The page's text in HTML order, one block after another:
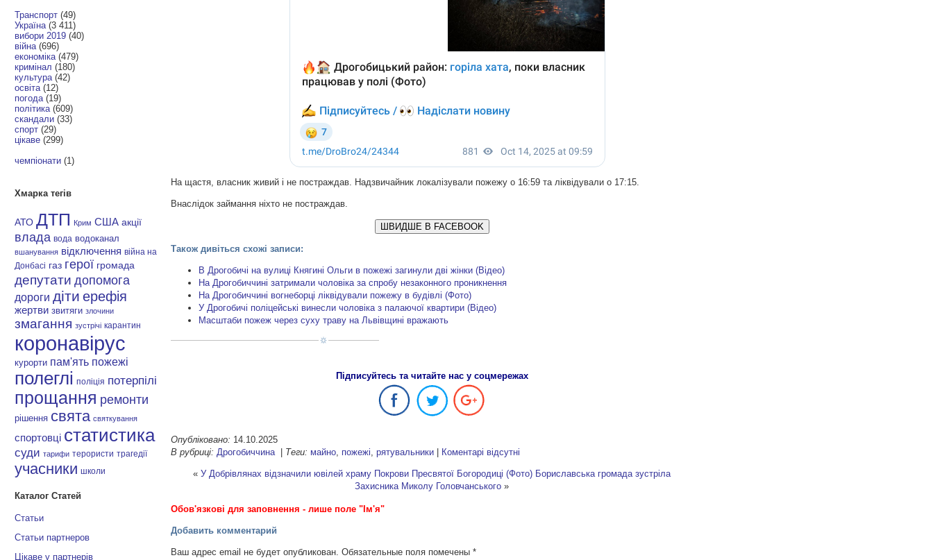
Транспорт (49)
Україна (3 411)
вибори 2019 (40)
війна (696)
економіка (479)
кримінал (180)
культура (42)
освіта (12)
погода (19)
політика (609)
скандали (33)
спорт (29)
цікаве (299)
чемпіонати (1)
Хмарка тегів
АТО ДТП Крим США акції
влада вода водоканал
вшанування відключення війна на
Донбасі газ герої громада
депутати допомога
дороги діти ерефія
жертви звитяги злочини
змагання зустрічі карантин
коронавірус
курорти пам'ять пожежі
полеглі поліція потерпілі
прощання ремонти
рішення свята святкування
спортовці статистика
суди тарифи терористи трагедії
учасники школи
Каталог Статей
Статьи
Статьи партнеров
Цікаве у партнерів
На щастя, власник живий і не постраждав. Надзвичайник локалізували пожежу о 16:59 та ліквідували о 17:15.
Внаслідок займання ніхто не постраждав.
ШВИДШЕ В FACEBOOK
Також дивіться схожі записи:
В Дрогобичі на вулиці Княгині Ольги в пожежі загинули дві жінки (Відео)
На Дрогобиччині затримали чоловіка за спробу незаконного проникнення
На Дрогобиччині вогнеборці ліквідували пожежу в будівлі (Фото)
У Дрогобичі поліцейські винесли чоловіка з палаючої квартири (Відео)
Масштаби пожеж через суху траву на Львівщині вражають
Підписуйтесь та читайте нас у соцмережах
Опубліковано: 14.10.2025
В рубриці: Дрогобиччина | Теги: майно пожежі ,рятувальники | Коментарі відсутні
« У Добрівлянах відзначили ювілей храму Покрови Пресвятої Богородиці (Фото) Бориславська громада зустріла
Захисника Миколу Головчанського »
Обов'язкові для заповнення - лише поле "Ім'я"
Добавить комментарий
Ваш адрес email не будет опубликован. Обязательные поля помечены*